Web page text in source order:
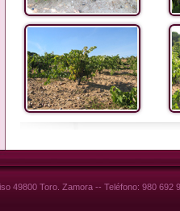
49800 Toro. Zamora -- Teléfono: 980 692